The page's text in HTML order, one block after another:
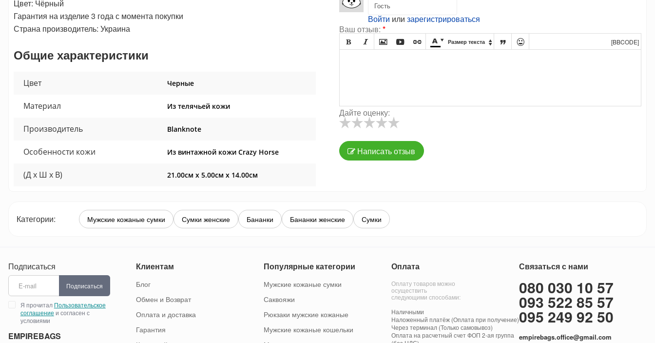
Цвет: Чёрный
Гарантия на изделие 3 года с момента покупки
Страна производитель: Украина
Общие характеристики
Цвет Черные
Материал Из телячьей кожи
Производитель Blanknote
Особенности кожи Из винтажной кожи Crazy Horse
(Д x Ш x В) 21.00см x 5.00см x 14.00см
Войти или зарегистрироваться
Ваш отзыв: *
       Размер текста    [BBCODE]
Дайте оценку:
Написать отзыв
Категории: Мужские кожаные сумки Сумки женские Бананки Бананки женские Сумки
Подписаться
Подписаться
Я прочитал Пользовательское
соглашение и согласен с
условиями
EMPIREBAGS
Клиентам
Блог
Обмен и Возврат
Оплата и доставка
Гарантия
Популярные категории
Мужские кожаные сумки
Саквояжи
Рюкзаки мужские кожаные
Мужские кожаные кошельки
Оплата
Оплату товаров можно
осуществить
следующими способами:
Наличными
Наложенный платёж (Оплата при получение)
Через терминал (Только самовывоз)
Оплата на расчетный счет ФОП 2-ая группа
Связаться с нами
080 030 10 57
093 522 85 57
095 249 92 50
empirebags.office@gmail.com